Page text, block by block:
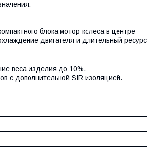
блока мотор-колеса в центре
двигателя и длительный ресурс
веса изделия до 10%.
с дополнительной SIR изоляцией.